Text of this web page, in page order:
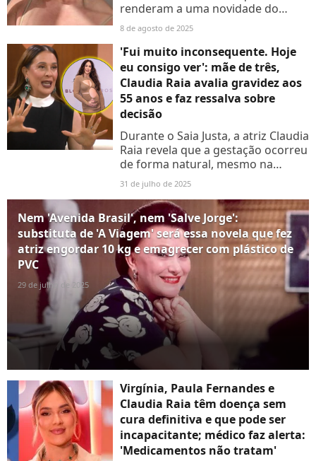
renderam a uma novidade do
mundo da estética? Cláudia Raia e
Khloé Kardashian publicaram nas
redes sociais que passaram por...
8 de agosto de 2025
'Fui muito inconsequente. Hoje
eu consigo ver': mãe de três,
Claudia Raia avalia gravidez aos
55 anos e faz ressalva sobre
decisão
Durante o Saia Justa, a atriz Claudia
Raia revela que a gestação ocorreu
de forma natural, mesmo na
menopausa; saiba como
31 de julho de 2025
Nem 'Avenida Brasil', nem 'Salve Jorge':
substituta de 'A Viagem' será essa novela que fez
atriz engordar 10 kg e emagrecer com plástico de
PVC
29 de julho de 2025
Virgínia, Paula Fernandes e
Claudia Raia têm doença sem
cura definitiva e que pode ser
incapacitante; médico faz alerta:
'Medicamentos não tratam'